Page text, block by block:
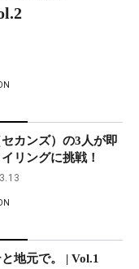
セカンズ）の3人が即
リングに挑戦！
地元で。 | Vol.1